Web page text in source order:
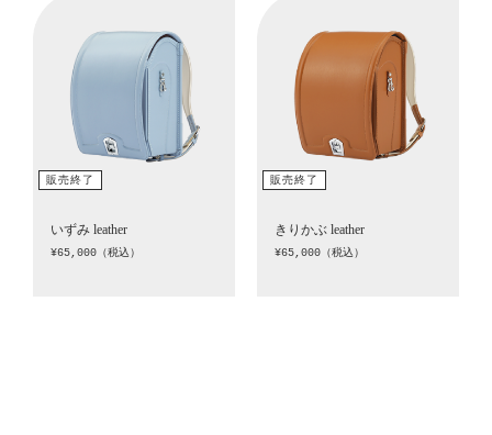
いずみ leather
¥65,000（税込）
きりかぶ leather
¥65,000（税込）